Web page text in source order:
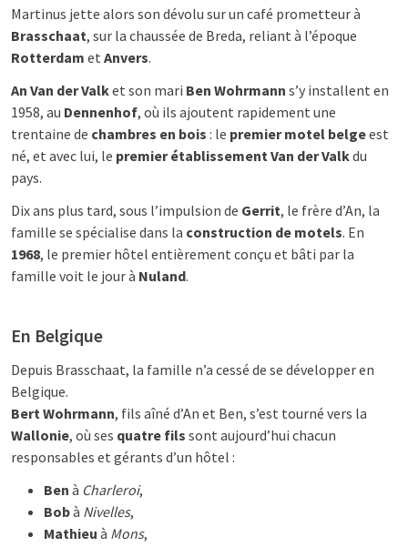
Martinus jette alors son dévolu sur un café prometteur à
Brasschaat, sur la chaussée de Breda, reliant à l’époque
Rotterdam et Anvers.
An Van der Valket son mari Ben Wohrmann s’y installent en
1958, au Dennenhof, où ils ajoutent rapidement une
trentaine de chambres en bois : le premier motel belgeest
né, et avec lui, le premier établissement Van der Valkdu
pays.
Dix ans plus tard, sous l’impulsion de Gerrit, le frère d’An, la
famille se spécialise dans la construction de motels. En
1968, le premier hôtel entièrement conçu et bâti par la
famille voit le jour à Nuland.
En Belgique
Depuis Brasschaat, la famille n’a cessé de se développer en
Belgique.
Bert Wohrmann, fils aîné d’An et Ben, s’est tourné vers la
Wallonie, où ses quatre fils sont aujourd’hui chacun
responsables et gérants d’un hôtel :
Ben à Charleroi,
Bobà Nivelles,
Mathieu à Mons,